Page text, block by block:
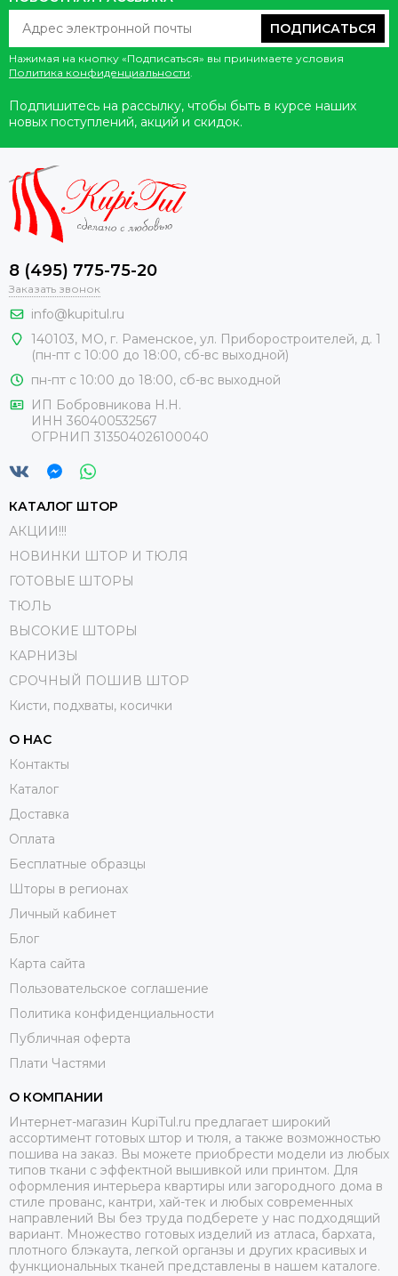
ПОДПИСАТЬСЯ
Нажимая на кнопку «Подписаться» вы принимаете условия
Политика конфиденциальности
Подпишитесь на рассылку, чтобы быть в курсе наших
новых поступлений, акций и скидок.
8 (495) 775-75-20
Заказать звонок
info@kupitul.ru
140103, МО, г. Раменское, ул. Приборостроителей, д. 1
(пн-пт с 10:00 до 18:00, сб-вс выходной)
пн-пт с 10:00 до 18:00, сб-вс выходной
ИП Бобровникова Н.Н.
ИНН 360400532567
ОГРНИП 313504026100040
КАТАЛОГ ШТОР
АКЦИИ!!!
НОВИНКИ ШТОР И ТЮЛЯ
ГОТОВЫЕ ШТОРЫ
ТЮЛЬ
ВЫСОКИЕ ШТОРЫ
КАРНИЗЫ
СРОЧНЫЙ ПОШИВ ШТОР
Кисти, подхваты, косички
О НАС
Контакты
Каталог
Доставка
Оплата
Бесплатные образцы
Шторы в регионах
Личный кабинет
Блог
Карта сайта
Пользовательское соглашение
Политика конфиденциальности
Публичная оферта
Плати Частями
О КОМПАНИИ
Интернет-магазин KupiTul.ru предлагает широкий
ассортимент готовых штор и тюля, а также возможностью
пошива на заказ. Вы можете приобрести модели из любых
типов ткани с эффектной вышивкой или принтом. Для
оформления интерьера квартиры или загородного дома в
стиле прованс, кантри, хай-тек и любых современных
направлений Вы без труда подберете у нас подходящий
вариант. Множество готовых изделий из атласа, бархата,
плотного блэкаута, легкой органзы и других красивых и
функциональных тканей представлены в нашем каталоге.